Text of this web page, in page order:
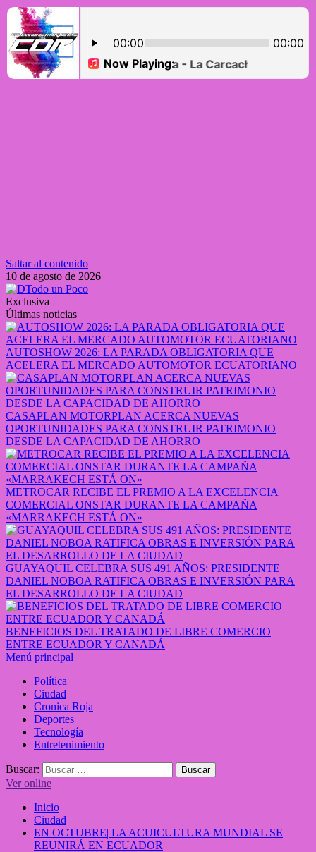
Saltar al contenido
10 de agosto de 2026
Exclusiva
Últimas noticias
AUTOSHOW 2026: LA PARADA OBLIGATORIA QUE
ACELERA EL MERCADO AUTOMOTOR ECUATORIANO
CASAPLAN MOTORPLAN ACERCA NUEVAS
OPORTUNIDADES PARA CONSTRUIR PATRIMONIO
DESDE LA CAPACIDAD DE AHORRO
METROCAR RECIBE EL PREMIO A LA EXCELENCIA
COMERCIAL ONSTAR DURANTE LA CAMPAÑA
«MARRAKECH ESTÁ ON»
GUAYAQUIL CELEBRA SUS 491 AÑOS: PRESIDENTE
DANIEL NOBOA RATIFICA OBRAS E INVERSIÓN PARA
EL DESARROLLO DE LA CIUDAD
BENEFICIOS DEL TRATADO DE LIBRE COMERCIO
ENTRE ECUADOR Y CANADÁ
Menú principal
Política
Ciudad
Cronica Roja
Deportes
Tecnología
Entretenimiento
Buscar:
Ver online
Inicio
Ciudad
EN OCTUBRE| LA ACUICULTURA MUNDIAL SE
REUNIRÁ EN ECUADOR